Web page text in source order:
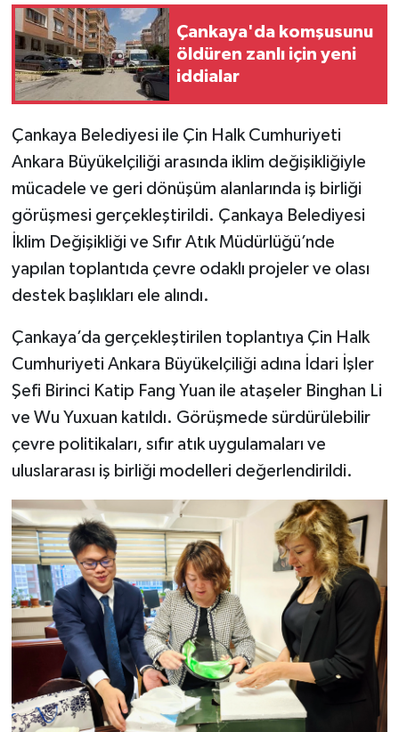
Çankaya'da komşusunu
öldüren zanlı için yeni
iddialar
Çankaya Belediyesi ile Çin Halk Cumhuriyeti
Ankara Büyükelçiliği arasında iklim değişikliğiyle
mücadele ve geri dönüşüm alanlarında iş birliği
görüşmesi gerçekleştirildi. Çankaya Belediyesi
İklim Değişikliği ve Sıfır Atık Müdürlüğü’nde
yapılan toplantıda çevre odaklı projeler ve olası
destek başlıkları ele alındı.
Çankaya’da gerçekleştirilen toplantıya Çin Halk
Cumhuriyeti Ankara Büyükelçiliği adına İdari İşler
Şefi Birinci Katip Fang Yuan ile ataşeler Binghan Li
ve Wu Yuxuan katıldı. Görüşmede sürdürülebilir
çevre politikaları, sıfır atık uygulamaları ve
uluslararası iş birliği modelleri değerlendirildi.